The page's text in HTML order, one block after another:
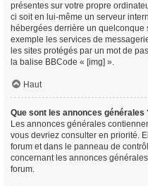
présentes sur votre propre
ci soit en lui-même un serveur
hébergées derrière un quelconque
exemple les services de
les sites protégés par un mot de
la balise BBCode « [img] ».
Haut
Que sont les annonces générales
Les annonces générales
vous devriez consulter en priorité.
forum et dans le panneau de
concernant les annonces
forum.